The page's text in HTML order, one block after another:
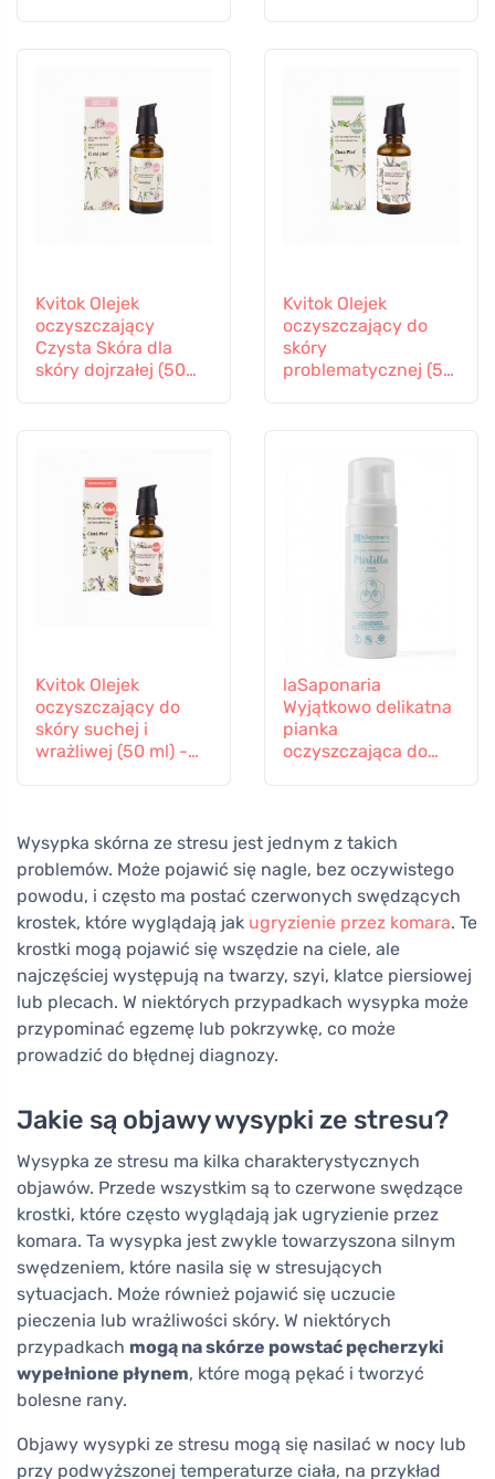
Kvitok Olejek
oczyszczający
Czysta Skóra dla
skóry dojrzałej (50
Kvitok Olejek
oczyszczający do
skóry
problematycznej (50
Kvitok Olejek
oczyszczający do
skóry suchej i
wrażliwej (50 ml) -
laSaponaria
Wyjątkowo delikatna
pianka
oczyszczająca do
Wysypka skórna ze stresu jest jednym z takich
problemów. Może pojawić się nagle, bez oczywistego
powodu, i często ma postać czerwonych swędzących
krostek, które wyglądają jak ugryzienie przez komara. Te
krostki mogą pojawić się wszędzie na ciele, ale
najczęściej występują na twarzy, szyi, klatce piersiowej
lub plecach. W niektórych przypadkach wysypka może
przypominać egzemę lub pokrzywkę, co może
prowadzić do błędnej diagnozy.
Jakie są objawy wysypki ze stresu?
Wysypka ze stresu ma kilka charakterystycznych
objawów. Przede wszystkim są to czerwone swędzące
krostki, które często wyglądają jak ugryzienie przez
komara. Ta wysypka jest zwykle towarzyszona silnym
swędzeniem, które nasila się w stresujących
sytuacjach. Może również pojawić się uczucie
pieczenia lub wrażliwości skóry. W niektórych
przypadkach mogą na skórze powstać pęcherzyki
wypełnione płynem, które mogą pękać i tworzyć
bolesne rany.
Objawy wysypki ze stresu mogą się nasilać w nocy lub
przy podwyższonej temperaturze ciała, na przykład